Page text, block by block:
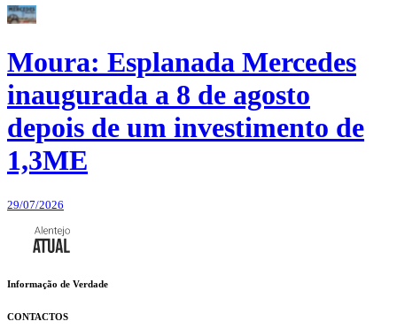
Moura: Esplanada Mercedes
inaugurada a 8 de agosto
depois de um investimento de
1,3ME
29/07/2026
Informação de Verdade
CONTACTOS